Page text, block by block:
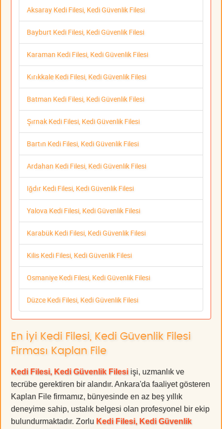
Aksaray Kedi Filesi, Kedi Güvenlik Filesi
Bayburt Kedi Filesi, Kedi Güvenlik Filesi
Karaman Kedi Filesi, Kedi Güvenlik Filesi
Kırıkkale Kedi Filesi, Kedi Güvenlik Filesi
Batman Kedi Filesi, Kedi Güvenlik Filesi
Şırnak Kedi Filesi, Kedi Güvenlik Filesi
Bartın Kedi Filesi, Kedi Güvenlik Filesi
Ardahan Kedi Filesi, Kedi Güvenlik Filesi
Iğdır Kedi Filesi, Kedi Güvenlik Filesi
Yalova Kedi Filesi, Kedi Güvenlik Filesi
Karabük Kedi Filesi, Kedi Güvenlik Filesi
Kilis Kedi Filesi, Kedi Güvenlik Filesi
Osmaniye Kedi Filesi, Kedi Güvenlik Filesi
Düzce Kedi Filesi, Kedi Güvenlik Filesi
En İyi Kedi Filesi, Kedi Güvenlik Filesi
Firması Kaplan File
Kedi Filesi, Kedi Güvenlik Filesi işi, uzmanlık ve
tecrübe gerektiren bir alandır. Ankara'da faaliyet gösteren
Kaplan File firmamız, bünyesinde en az beş yıllık
deneyime sahip, ustalık belgesi olan profesyonel bir ekip
bulundurmaktadır. Zorlu Kedi Filesi, Kedi Güvenlik